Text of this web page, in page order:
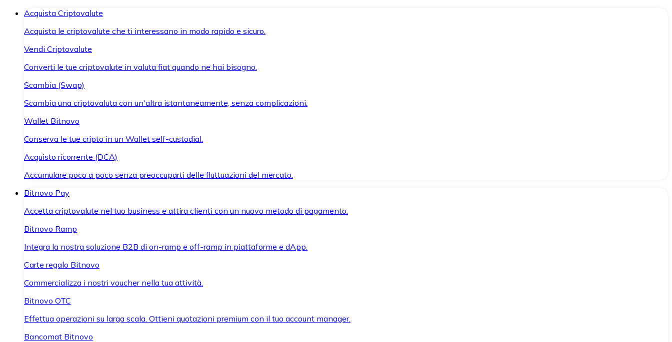
Acquista Criptovalute
Acquista le criptovalute che ti interessano in modo rapido e sicuro.
Vendi Criptovalute
Converti le tue criptovalute in valuta fiat quando ne hai bisogno.
Scambia (Swap)
Scambia una criptovaluta con un'altra istantaneamente, senza complicazioni.
Wallet Bitnovo
Conserva le tue cripto in un Wallet self-custodial.
Acquisto ricorrente (DCA)
Accumulare poco a poco senza preoccuparti delle fluttuazioni del mercato.
Bitnovo Pay
Accetta criptovalute nel tuo business e attira clienti con un nuovo metodo di pagamento.
Bitnovo Ramp
Integra la nostra soluzione B2B di on-ramp e off-ramp in piattaforme e dApp.
Carte regalo Bitnovo
Commercializza i nostri voucher nella tua attività.
Bitnovo OTC
Effettua operazioni su larga scala. Ottieni quotazioni premium con il tuo account manager.
Bancomat Bitnovo